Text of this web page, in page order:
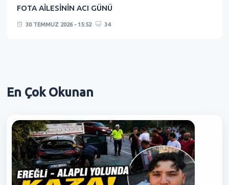
FOTA AİLESİNİN ACI GÜNÜ
30 TEMMUZ 2026 - 15:52 34
En ÇokOkunan